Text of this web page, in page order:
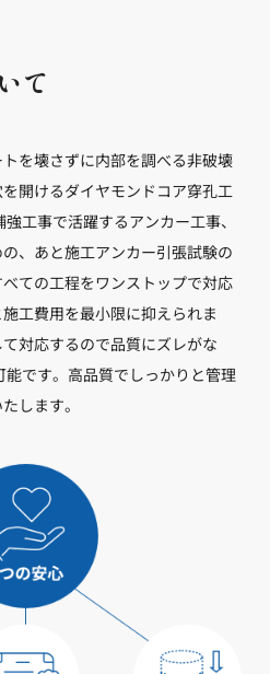
て
トを壊さずに内部を調べる非破壊
開けるダイヤモンドコア穿孔工
工事で活躍するアンカー工事、
、あと施工アンカー引張試験の
ての工程をワンストップで対応
工費用を最小限に抑えられま
対応するので品質にズレがな
能です。高品質でしっかりと管理
します。